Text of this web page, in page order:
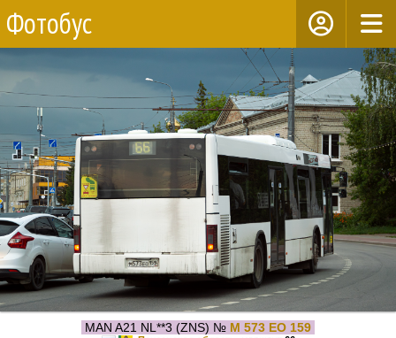
Фотобус
MAN A21 NL**3 (ZNS) № М 573 ЕО 159